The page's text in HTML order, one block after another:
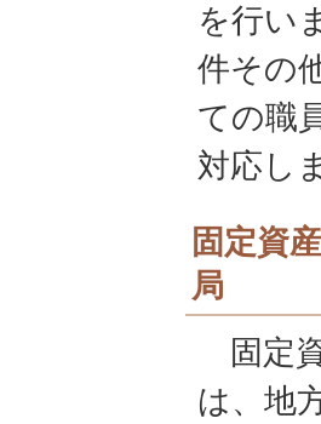
を行い
件その
ての職
対応し
固定資
局
固定
は、地